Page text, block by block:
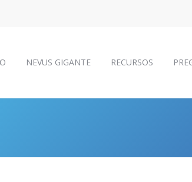
NEVUS GIGANTE RECURSOS